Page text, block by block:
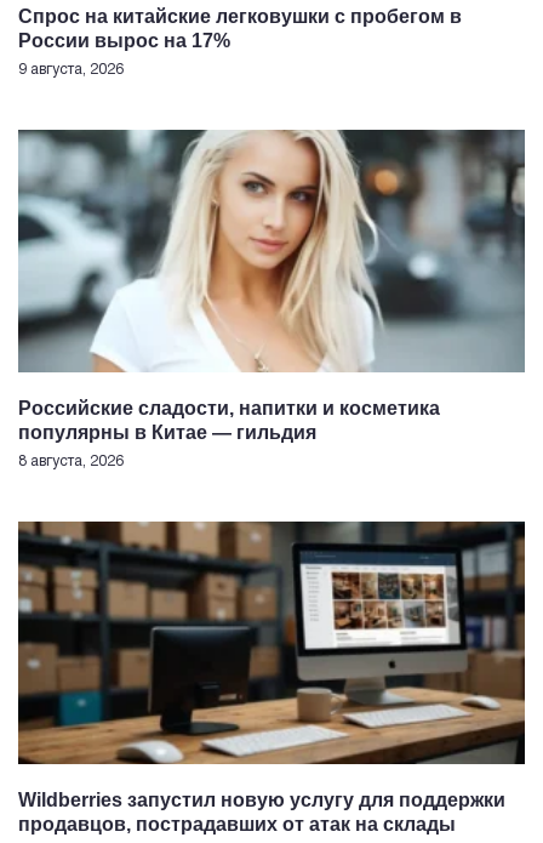
Спрос на китайские легковушки с пробегом в
России вырос на 17%
9 августа, 2026
Российские сладости, напитки и косметика
популярны в Китае — гильдия
8 августа, 2026
Wildberries запустил новую услугу для поддержки
продавцов, пострадавших от атак на склады